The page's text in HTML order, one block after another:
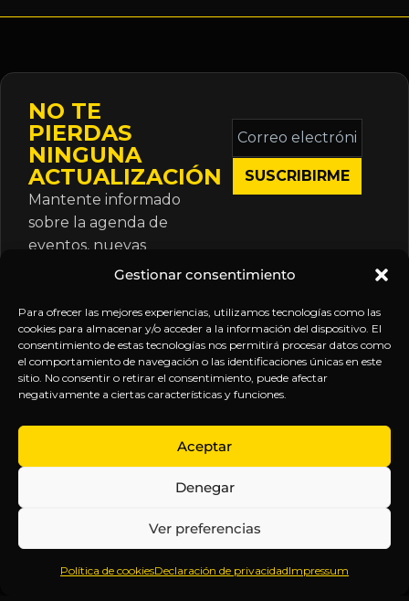
Gestionar consentimiento
Para ofrecer las mejores experiencias, utilizamos tecnologías como las
cookies para almacenar y/o acceder a la información del dispositivo. El
consentimiento de estas tecnologías nos permitirá procesar datos como
el comportamiento de navegación o las identificaciones únicas en este
sitio. No consentir o retirar el consentimiento, puede afectar
negativamente a ciertas características y funciones.
Aceptar
Denegar
Ver preferencias
Política de cookiesDeclaración de privacidadImpressum
NO TE
PIERDAS
NINGUNA
ACTUALIZACIÓN
Mantente informado
sobre la agenda de
eventos, nuevas
publicaciones y
suscripción.
Correo
electrónico
*
Inteligencia
Anticipándonos
EXPLORA
Inicio
Sobre
Contenido
Webinars
LEGAL
Política
de
Términos y
Aviso
SÍGUENOS